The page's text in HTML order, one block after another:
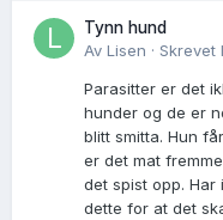
Tynn hund
Av Lisen · Skrevet
Parasitter er det
hunder og de er
blitt smitta. Hun
er det mat
det spist opp.
dette for at det